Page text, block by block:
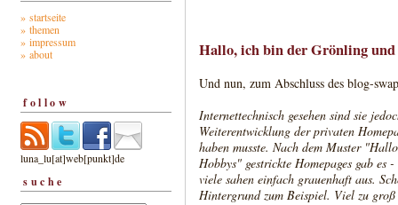
» startseite
» themen
» impressum
» about
follow
luna_lu[at]web[punkt]de
suche
Hallo, ich bin der Grönling und
Und nun, zum Abschluss des blog-
Internettechnisch gesehen sind sie
Weiterentwicklung der privaten
haben musste. Nach dem Muster
Hobbys" gestrickte Homepages gab
viele sahen einfach grauenhaft aus.
Hintergrund zum Beispiel. Viel zu